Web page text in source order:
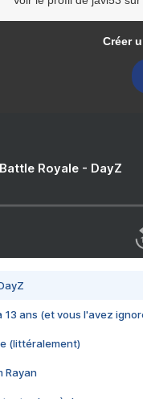
Créer
Royale - DayZ
13 ans (et vous l'avez
(littéralement)
Rayan